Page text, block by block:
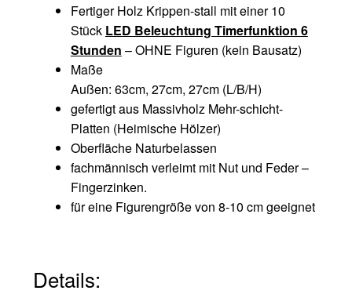
Fertiger Holz Krippen-stall mit einer 10
Stück LED Beleuchtung Timerfunktion 6
Stunden – OHNE Figuren (kein Bausatz)
Maße
Außen: 63cm, 27cm, 27cm (L/B/H)
gefertigt aus Massivholz Mehr-schicht-
Platten (Heimische Hölzer)
Oberfläche Naturbelassen
fachmännisch verleimt mit Nut und Feder –
Fingerzinken.
für eine Figurengröße von 8-10 cm geeignet
Details: